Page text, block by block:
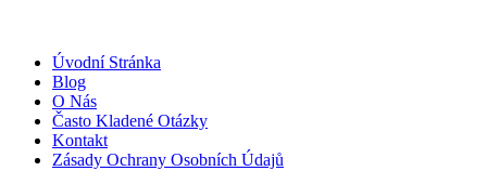
Úvodní Stránka
Blog
O Nás
Často Kladené Otázky
Kontakt
Zásady Ochrany Osobních Údajů